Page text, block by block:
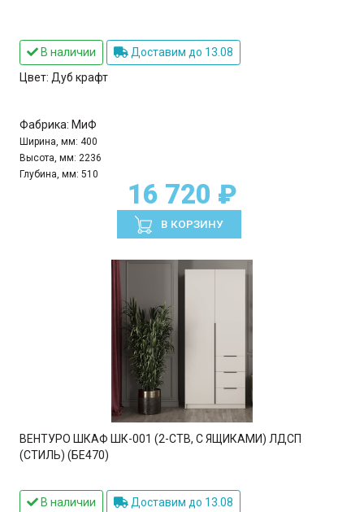
В наличии
Доставим до 13.08
Цвет: Дуб крафт
Фабрика: МиФ
Ширина, мм: 400
Высота, мм: 2236
Глубина, мм: 510
16 720 ₽
В КОРЗИНУ
ВЕНТУРО ШКАФ ШК-001 (2-СТВ, С ЯЩИКАМИ) ЛДСП
(СТИЛЬ) (БЕ470)
В наличии
Доставим до 13.08